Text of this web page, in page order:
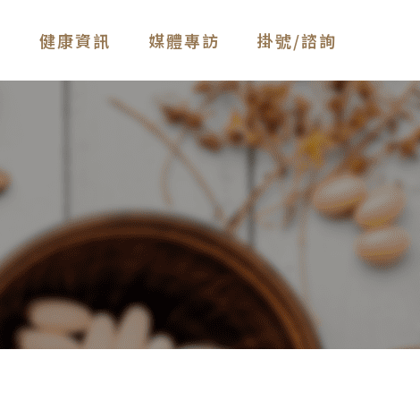
健康資訊 媒體專訪 掛號/諮詢